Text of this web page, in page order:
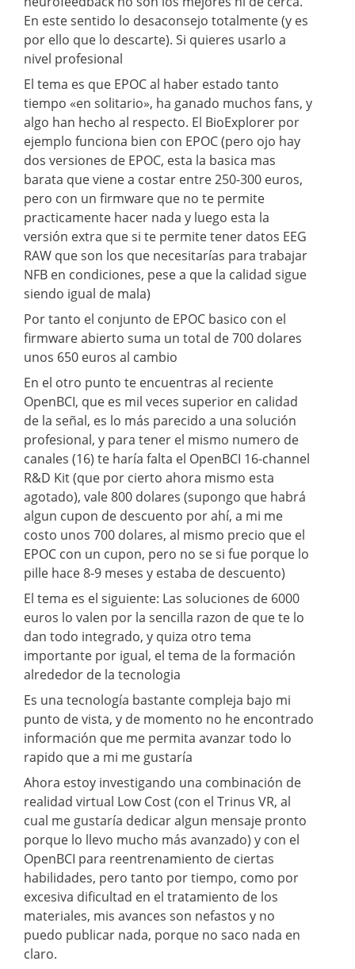
En este sentido lo desaconsejo totalmente (y es
por ello que lo descarte). Si quieres usarlo a
nivel profesional
El tema es que EPOC al haber estado tanto
tiempo «en solitario», ha ganado muchos fans, y
algo han hecho al respecto. El BioExplorer por
ejemplo funciona bien con EPOC (pero ojo hay
dos versiones de EPOC, esta la basica mas
barata que viene a costar entre 250-300 euros,
pero con un firmware que no te permite
practicamente hacer nada y luego esta la
versión extra que si te permite tener datos EEG
RAW que son los que necesitarías para trabajar
NFB en condiciones, pese a que la calidad sigue
siendo igual de mala)
Por tanto el conjunto de EPOC basico con el
firmware abierto suma un total de 700 dolares
unos 650 euros al cambio
En el otro punto te encuentras al reciente
OpenBCI, que es mil veces superior en calidad
de la señal, es lo más parecido a una solución
profesional, y para tener el mismo numero de
canales (16) te haría falta el OpenBCI 16-channel
R&D Kit (que por cierto ahora mismo esta
agotado), vale 800 dolares (supongo que habrá
algun cupon de descuento por ahí, a mi me
costo unos 700 dolares, al mismo precio que el
EPOC con un cupon, pero no se si fue porque lo
pille hace 8-9 meses y estaba de descuento)
El tema es el siguiente: Las soluciones de 6000
euros lo valen por la sencilla razon de que te lo
dan todo integrado, y quiza otro tema
importante por igual, el tema de la formación
alrededor de la tecnologia
Es una tecnología bastante compleja bajo mi
punto de vista, y de momento no he encontrado
información que me permita avanzar todo lo
rapido que a mi me gustaría
Ahora estoy investigando una combinación de
realidad virtual Low Cost (con el Trinus VR, al
cual me gustaría dedicar algun mensaje pronto
porque lo llevo mucho más avanzado) y con el
OpenBCI para reentrenamiento de ciertas
habilidades, pero tanto por tiempo, como por
excesiva dificultad en el tratamiento de los
materiales, mis avances son nefastos y no
puedo publicar nada, porque no saco nada en
claro.